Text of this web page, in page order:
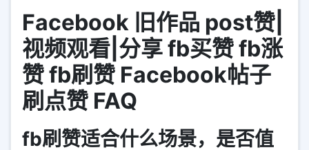
Facebook 旧作品 post赞|
视频观看|分享 fb买赞 fb涨
赞 fb刷赞 Facebook帖子
刷点赞 FAQ
fb刷赞适合什么场景，是否值